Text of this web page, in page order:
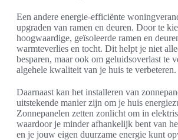
Een andere energie-efficiënte
upgraden van ramen en deuren. Door te
hoogwaardige, geïsoleerde ramen en
warmteverlies en tocht. Dit helpt je niet
besparen, maar ook om geluidsoverlast te
algehele kwaliteit van je huis te verbeteren.
Daarnaast kan het installeren van
uitstekende manier zijn om je huis
Zonnepanelen zetten zonlicht om in
waardoor je minder afhankelijk bent van
en je jouw eigen duurzame energie kunt